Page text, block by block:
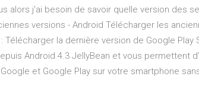
alors j'ai besoin de savoir quelle version des
versions - Android Télécharger les
Télécharger la dernière version de Google
Android 4.3 JellyBean et vous permettent
et Google Play sur votre smartphone